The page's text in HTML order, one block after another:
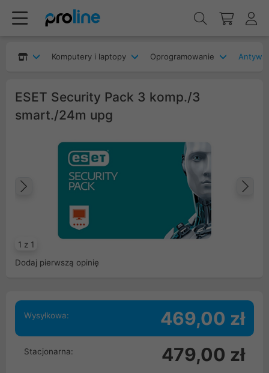
Komputery i laptopy Oprogramowanie
ESET Security Pack 3 komp./3
smart./24m upg
1 z 1
Dodaj pierwszą opinię
Wysyłkowa: 469,00 zł
Stacjonarna: 479,00 zł